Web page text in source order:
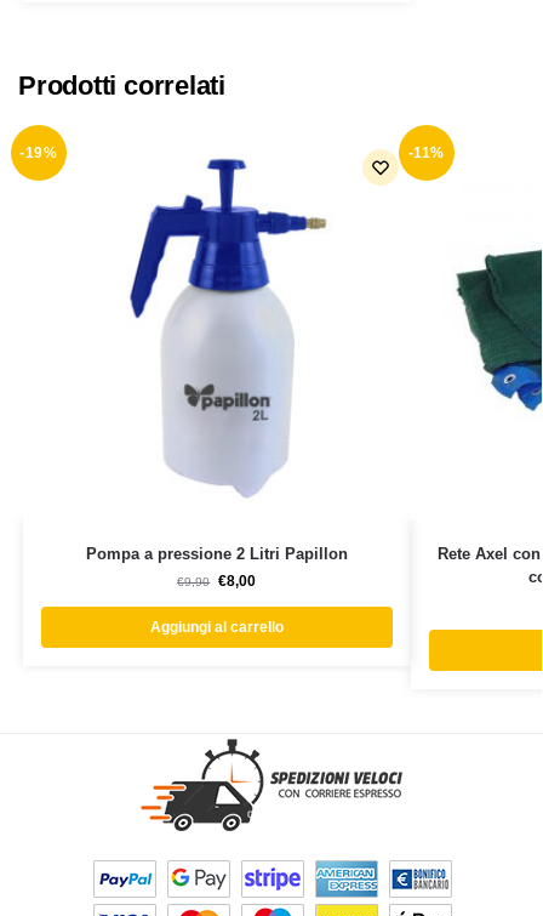
Prodotti correlati
-19%
Pompa a pressione 2 Litri Papillon
€9,90 €8,00
Aggiungi al carrello
-11%
Rete Axel